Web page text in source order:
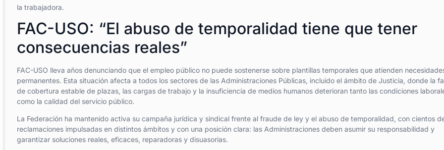
la trabajadora.
FAC-USO: “El abuso de temporalidad tiene que tener
consecuencias reales”
FAC-USO lleva años denunciando que el empleo público no puede sostenerse sobre plantillas temporales que atienden
permanentes. Esta situación afecta a todos los sectores de las Administraciones Públicas, incluido el ámbito de Justicia, donde la
de cobertura estable de plazas, las cargas de trabajo y la insuficiencia de medios humanos deterioran tanto las condiciones
como la calidad del servicio público.
La Federación ha mantenido activa su campaña jurídica y sindical frente al fraude de ley y el abuso de temporalidad, con cientos
reclamaciones impulsadas en distintos ámbitos y con una posición clara: las Administraciones deben asumir su responsabilidad y
garantizar soluciones reales, eficaces, reparadoras y disuasorias.